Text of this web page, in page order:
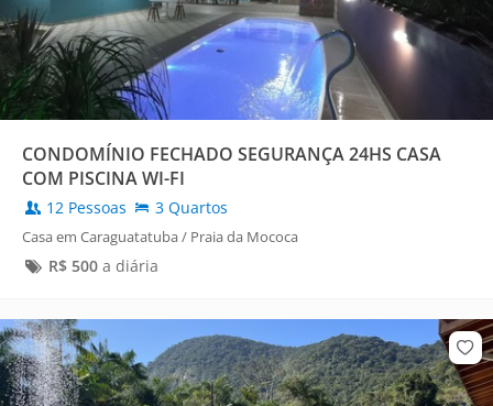
CONDOMÍNIO FECHADO SEGURANÇA 24HS CASA
COM PISCINA WI-FI
12 Pessoas 3 Quartos
Casa em Caraguatatuba / Praia da Mococa
R$ 500a diária